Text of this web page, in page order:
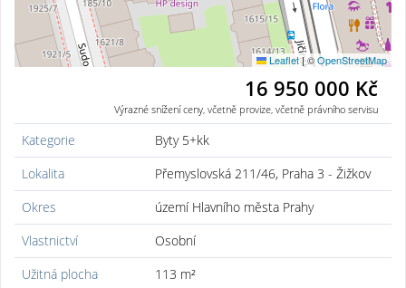
Leaflet|©OpenStreetMap
16 950 000 Kč
Výrazné snížení ceny, včetně provize, včetně právního servisu
Kategorie
Byty 5+kk
Lokalita
Přemyslovská 211/46, Praha 3 - Žižkov
Okres
území Hlavního města Prahy
Vlastnictví
Osobní
Užitná plocha
113 m²